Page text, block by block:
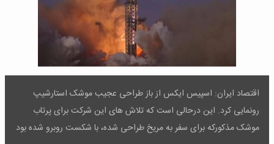
اقتصاد ایران: اسپیس ایکس از باز طراحی عجیب موشک استارشیپ
رونمایی کرد. این درحالی است که تلاش های این شرکت برای پرتاب
موشک مذکورکه برای سفر به مریخ طراحی شده، با شکست روبرو شده بود